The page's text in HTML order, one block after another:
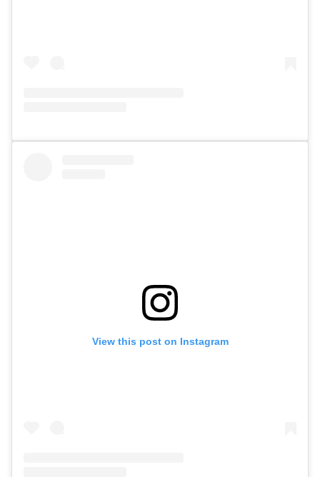
View this post on Instagram